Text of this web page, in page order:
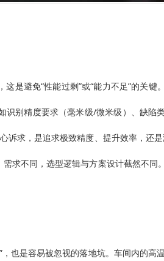
是避免“性能过剩”或“能力不足”的关键
别精度要求（毫米级/微米级）、缺
诉求，是追求极致精度、提升效率，
求不同，选型逻辑与方案设计截然不
也是容易被忽视的落地坑。车间内的